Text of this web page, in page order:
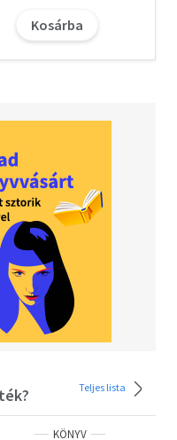
Kosárba
Teljes lista
KÖNYV